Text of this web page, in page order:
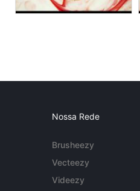
Nossa Rede
Brusheezy
Vecteezy
Videezy